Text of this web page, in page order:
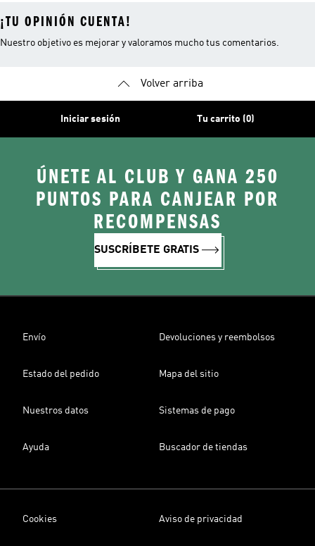
¡TU OPINIÓN CUENTA!
Nuestro objetivo es mejorar y valoramos mucho tus comentarios.
Volver arriba
Iniciar sesión Tu carrito (0)
ÚNETE AL CLUB Y GANA 250
PUNTOS PARA CANJEAR POR
RECOMPENSAS
SUSCRÍBETE GRATIS
Envío Devoluciones y reembolsos
Estado del pedido Mapa del sitio
Nuestros datos Sistemas de pago
Ayuda Buscador de tiendas
Cookies Aviso de privacidad